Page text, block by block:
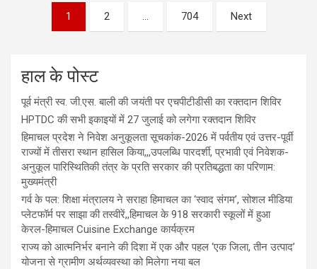
1 2 … 704 Next
हाल के पोस्ट
पूर्व मंत्री स्व. जी.एस. बाली की जयंती पर एचपीटीडीसी का रक्तदान शिविर
HPTDC की सभी इकाइयों में 27 जुलाई को लगेगा रक्तदान शिविर
हिमाचल प्रदेश ने निवेश अनुकूलता सूचकांक-2026 में पर्वतीय एवं उत्तर-पूर्वी
राज्यों में तीसरा स्थान हासिल किया,,,उपलब्धि पारदर्शी, प्रभावी एवं निवेशक-
अनुकूल पारिस्थितिकी तंत्र के प्रति सरकार की प्रतिबद्धता का परिणाम:
मुख्यमंत्री
गर्व के पल: शिक्षा मंत्रालय ने सराहा हिमाचल का ‘स्वाद संगम’, सोशल मीडिया
प्लेटफॉर्म पर साझा की तस्वीरें,,हिमाचल के 918 सरकारी स्कूलों में हुआ
केरल-हिमाचल Cuisine Exchange कार्यक्रम
राज्य को आत्मनिर्भर बनाने की दिशा में एक और पहल ‘एक जिला, तीन उत्पाद’
योजना से ग्रामीण अर्थव्यवस्था को मिलेगा नया बल